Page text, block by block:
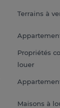
Terrains à
Propriétés
louer
Maisons à